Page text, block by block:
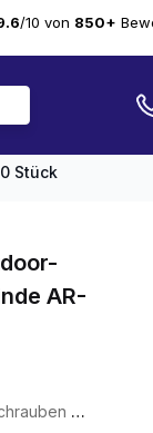
/10 von 850+
Stück
AR-
| 1000 Stück